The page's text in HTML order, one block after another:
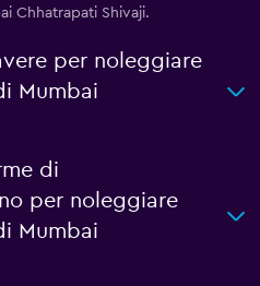
Chhatrapati Shivaji.
per noleggiare
Mumbai
di
per noleggiare
Mumbai